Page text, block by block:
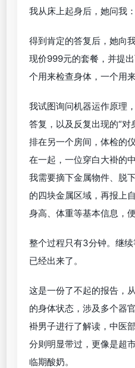
我从床上起身后，她问我
得到肯定的答复后，她向
现价999元的套餐，并提
个用来检查身体，一个用来
我试图询问机器运作原理
答复，以及反复出现的“对
排在另一个房间，体检的
在一起，一位穿白大褂的
我需要摘下金属物件、脱
的四块金属区域，再报上
身高、体重等基本信息，
整个过程只有3分钟。继
已经出来了。
这是一份了不起的报告，
的身体状态，涉及多个器
褂男子进行了解读，中医
分则明显带过，更像是超
临期酸奶。